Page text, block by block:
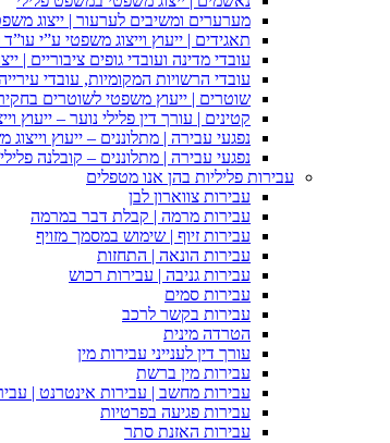
מערערים ומשיבים לערעור | ייצוג
תאגידים | ייעוץ וייצוג משפטי ע”י עו”ד
עובדי מדינה ועובדי גופים ציבוריים |
עובדי הרשויות המקומיות, עובדי
שוטרים | ייעוץ משפטי לשוטרים
קטינים | עורך דין פלילי נוער – ייעוץ
נפגעי עבירה | מתלוננים – ייעוץ וייצוג
נפגעי עבירה | מתלוננים – קובלנה
עבירות פליליות בהן אנו מטפלים
עבירות צווארון לבן
עבירות מרמה | קבלת דבר במרמה
עבירות זיוף | שימוש במסמך מזויף
עבירות הונאה | התחזות
עבירות גניבה | עבירות רכוש
עבירות סמים
עבירות בקשר לרכב
הטרדה מינית
עורך דין לענייני עבירות מין
עבירות מין ברשת
עבירות מחשב | עבירות אינטרנט |
עבירות פגיעה בפרטיות
עבירות האזנת סתר